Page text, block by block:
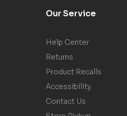
Our Service
Help Center
Returns
Product Recalls
Accessibility
Contact Us